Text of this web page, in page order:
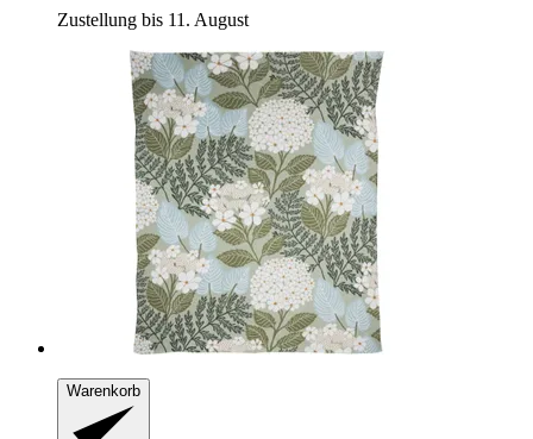
Zustellung bis 11. August
Warenkorb